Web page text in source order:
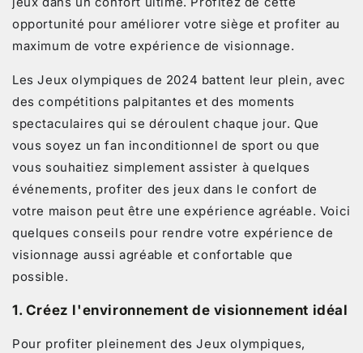
opportunité pour améliorer votre siège et profiter au
maximum de votre expérience de visionnage.
Les Jeux olympiques de 2024 battent leur plein, avec
des compétitions palpitantes et des moments
spectaculaires qui se déroulent chaque jour. Que
vous soyez un fan inconditionnel de sport ou que
vous souhaitiez simplement assister à quelques
événements, profiter des jeux dans le confort de
votre maison peut être une expérience agréable. Voici
quelques conseils pour rendre votre expérience de
visionnage aussi agréable et confortable que
possible.
1. Créez l'environnement de visionnement idéal
Pour profiter pleinement des Jeux olympiques,